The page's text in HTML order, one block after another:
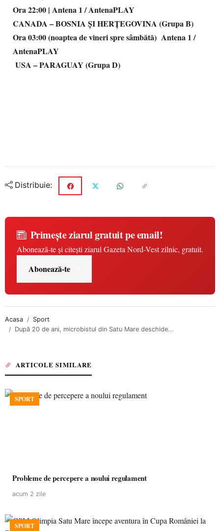
Ora 22:00 | Antena 1 / AntenaPLAY
CANADA – BOSNIA ȘI HERȚEGOVINA (Grupa B)
Ora 03:00 (noaptea de vineri spre sâmbătă) Antena 1 /
AntenaPLAY
USA – PARAGUAY (Grupa D)
Distribuie:
Primește ziarul gratuit pe email!
Abonează-te și citești ziarul Gazeta Nord-Vest zilnic, gratuit.
Abonează-te
Acasa
Sport
După 20 de ani, microbistul din Satu Mare deschide...
ARTICOLE SIMILARE
SPORT
Probleme de percepere a noului regulament
acum 2 zile
SPORT